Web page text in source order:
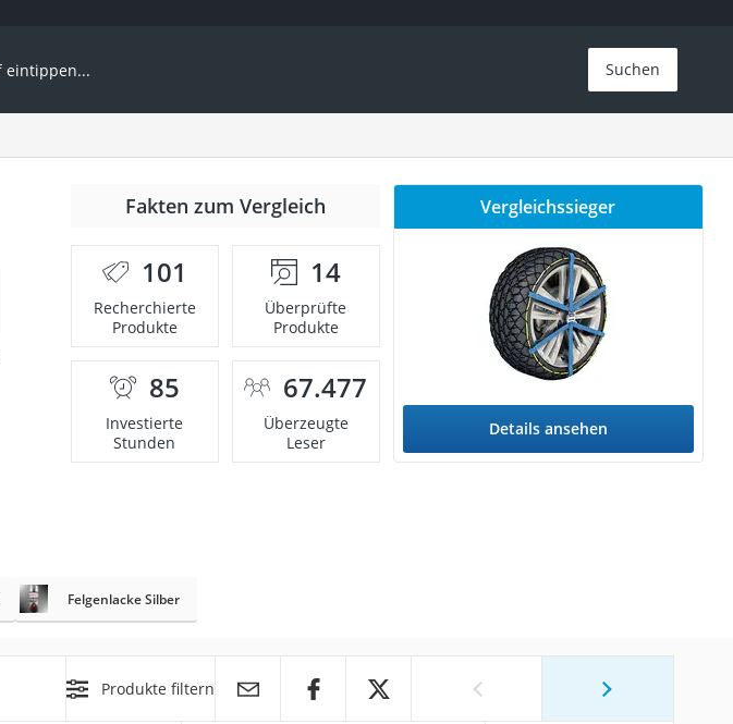
Suchen
Fakten zum Vergleich
101
Recherchierte
Produkte
14
Überprüfte
Produkte
85
Investierte
Stunden
67.477
Überzeugte
Leser
Vergleichssieger
Details ansehen
Felgenlacke Silber
Produkte filtern